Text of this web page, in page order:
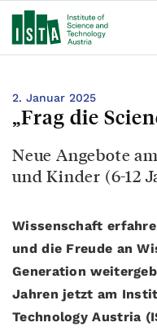
2. Januar 2025
„Frag die
Neue Angebote
und Kinder (6-12
Wissenschaft
und die Freude an
Generation
Jahren jetzt am
Technology Austria